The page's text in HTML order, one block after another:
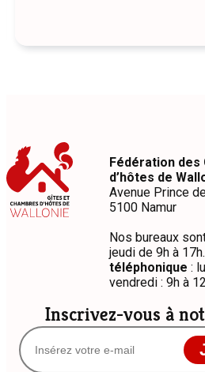
Inscrivez-vous à
Fédération des
d’hôtes de
Avenue Prince
5100 Namur
Nos bureaux
jeudi de 9h à 17h.
téléphonique :
vendredi : 9h à